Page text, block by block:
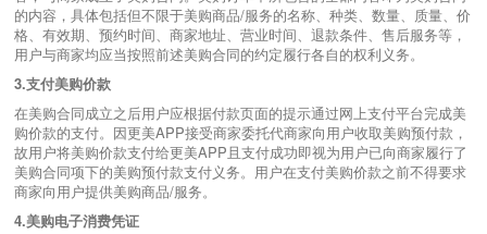
的内容，具体包括但不限于美购商品/服务的名称、种类、数量、质量、价
格、有效期、预约时间、商家地址、营业时间、退款条件、售后服务等，
用户与商家均应当按照前述美购合同的约定履行各自的权利义务。
3.支付美购价款
在美购合同成立之后用户应根据付款页面的提示通过网上支付平台完成美
购价款的支付。因更美APP接受商家委托代商家向用户收取美购预付款，
故用户将美购价款支付给更美APP且支付成功即视为用户已向商家履行了
美购合同项下的美购预付款支付义务。用户在支付美购价款之前不得要求
商家向用户提供美购商品/服务。
4.美购电子消费凭证